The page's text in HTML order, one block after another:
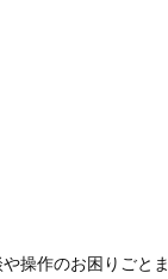
操作のお困りごと